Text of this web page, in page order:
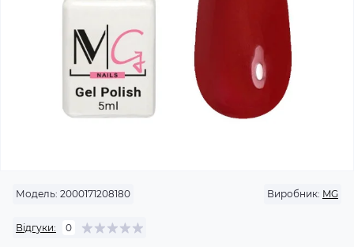
Модель: 2000171208180 Виробник: MG
Відгуки: 0